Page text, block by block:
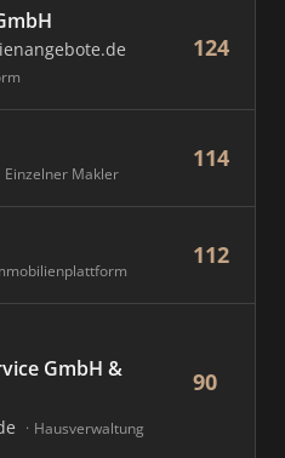
124
Einzelner Makler
114
112
GmbH &
Hausverwaltung
90